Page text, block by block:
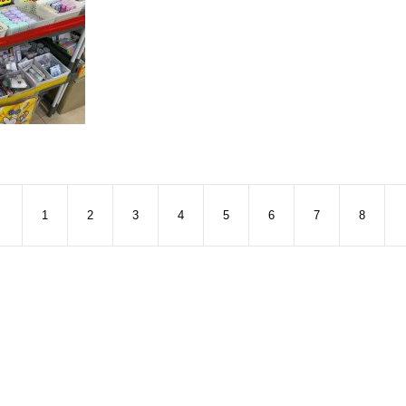
1 2 3 4 5 6 7 8